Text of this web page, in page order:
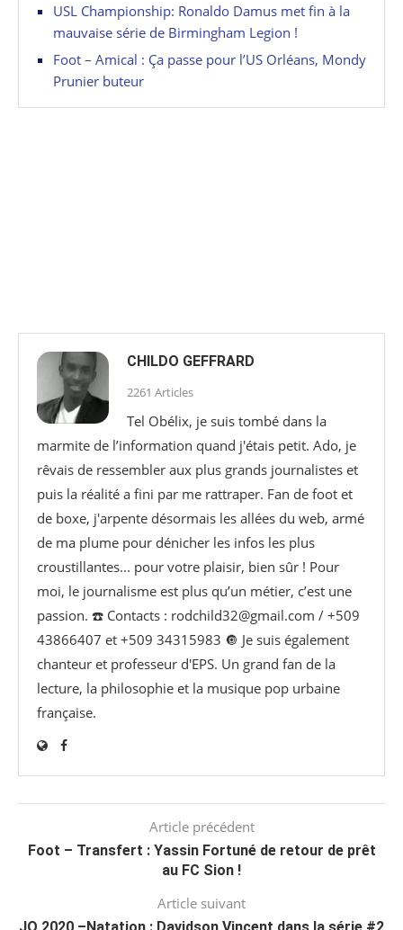
USL Championship: Ronaldo Damus met fin à la
mauvaise série de Birmingham Legion !
Foot – Amical : Ça passe pour l’US Orléans, Mondy
Prunier buteur
CHILDO GEFFRARD
2261 Articles
Tel Obélix, je suis tombé dans la
marmite de l’information quand j'étais petit. Ado, je
rêvais de ressembler aux plus grands journalistes et
puis la réalité a fini par me rattraper. Fan de foot et
de boxe, j'arpente désormais les allées du web, armé
de ma plume pour dénicher les infos les plus
croustillantes... pour votre plaisir, bien sûr ! Pour
moi, le journalisme est plus qu’un métier, c’est une
passion. ☎️ Contacts : rodchild32@gmail.com / +509
43866407 et +509 34315983 🔘 Je suis également
chanteur et professeur d'EPS. Un grand fan de la
lecture, la philosophie et la musique pop urbaine
française.
Article précédent
Foot – Transfert : Yassin Fortuné de retour de prêt
au FC Sion !
Article suivant
JO 2020 –Natation : Davidson Vincent dans la série #2